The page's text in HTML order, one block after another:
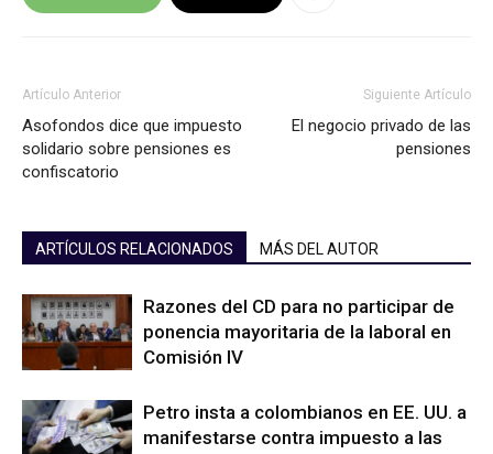
Artículo Anterior
Asofondos dice que impuesto
solidario sobre pensiones es
confiscatorio
Siguiente Artículo
El negocio privado de las
pensiones
ARTÍCULOS RELACIONADOS MÁS DEL AUTOR
Razones del CD para no participar de
ponencia mayoritaria de la laboral en
Comisión IV
Petro insta a colombianos en EE. UU. a
manifestarse contra impuesto a las